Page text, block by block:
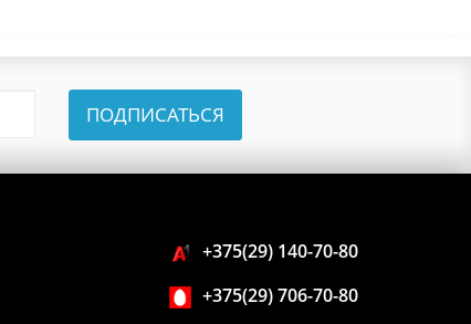
ПОДПИСАТЬСЯ
+375(29) 140-70-80
+375(29) 706-70-80